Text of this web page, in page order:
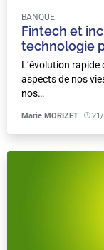
Fintech et
technologie
services
BANQUE
L’évolution
aspects de nos
nos…
Marie MORIZET